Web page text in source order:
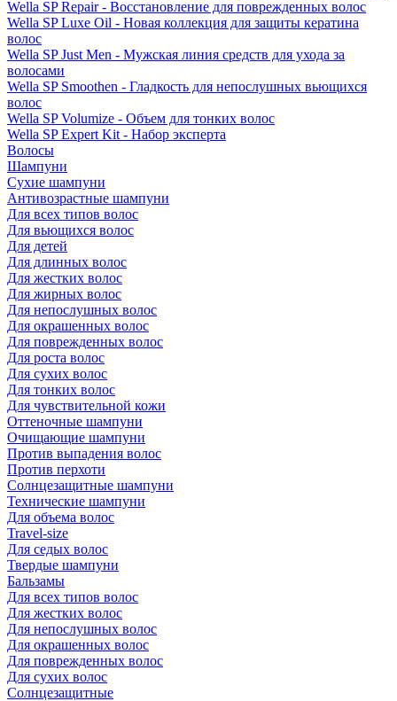
Wella SP Repair - Восстановление для поврежденных волос
Wella SP Luxe Oil - Новая коллекция для защиты кератина
волос
Wella SP Just Men - Мужская линия средств для ухода за
волосами
Wella SP Smoothen - Гладкость для непослушных вьющихся
волос
Wella SP Volumize - Объем для тонких волос
Wella SP Expert Kit - Набор эксперта
Волосы
Шампуни
Сухие шампуни
Антивозрастные шампуни
Для всех типов волос
Для вьющихся волос
Для детей
Для длинных волос
Для жестких волос
Для жирных волос
Для непослушных волос
Для окрашенных волос
Для поврежденных волос
Для роста волос
Для сухих волос
Для тонких волос
Для чувствительной кожи
Оттеночные шампуни
Очищающие шампуни
Против выпадения волос
Против перхоти
Солнцезащитные шампуни
Технические шампуни
Для объема волос
Travel-size
Для седых волос
Твердые шампуни
Бальзамы
Для всех типов волос
Для жестких волос
Для непослушных волос
Для окрашенных волос
Для поврежденных волос
Для сухих волос
Солнцезащитные